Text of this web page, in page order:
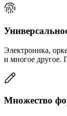
Электроника,
и многое другое.
Множество